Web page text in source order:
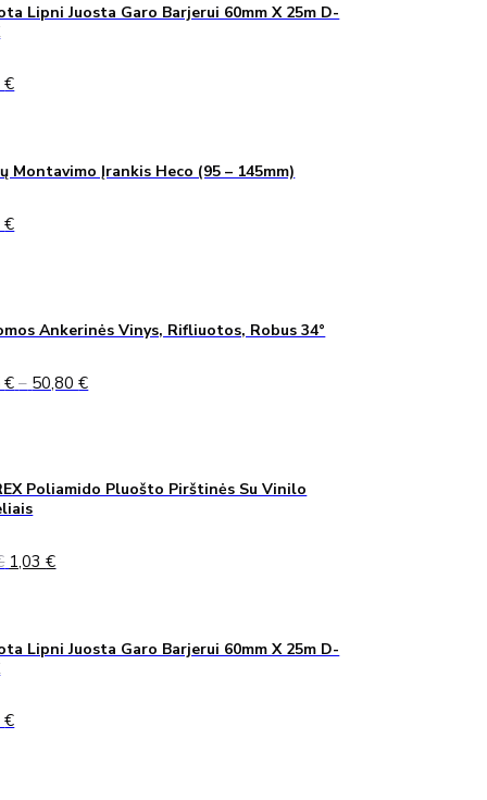
Lipni Juosta Garo Barjerui 60mm X 25m D-
€
Montavimo Įrankis Heco (95 – 145mm)
€
Ankerinės Vinys, Rifliuotos, Robus 34°
€ – 50,80€Price
Poliamido Pluošto Pirštinės Su Vinilo
Original
1,03€Current
Lipni Juosta Garo Barjerui 60mm X 25m D-
€